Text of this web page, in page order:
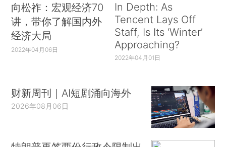
向松祚：宏观经济70
讲，带你了解国内外
经济大局
2022年04月06日
In Depth: As
Tencent Lays Off
Staff, Is Its ‘Winter’
Approaching?
2022年04月01日
财新周刊｜AI短剧涌向海外
2026年08月06日